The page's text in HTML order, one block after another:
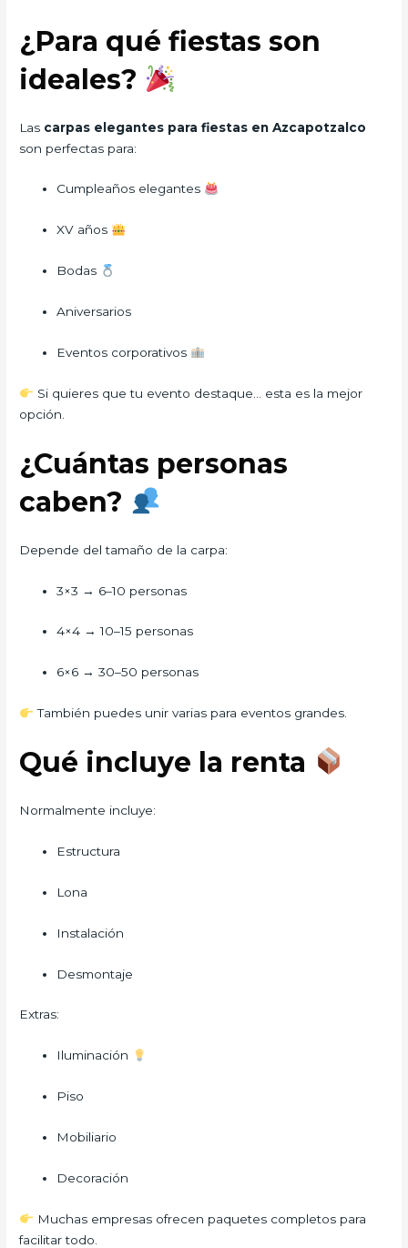
¿Para qué fiestas son
ideales?
Las carpas elegantes para fiestas en Azcapotzalco
son perfectas para:
Cumpleaños elegantes
XV años
Bodas
Aniversarios
Eventos corporativos
Si quieres que tu evento destaque… esta es la mejor
opción.
¿Cuántas personas
caben?
Depende del tamaño de la carpa:
3×3 → 6–10 personas
4×4 → 10–15 personas
6×6 → 30–50 personas
También puedes unir varias para eventos grandes.
Qué incluye la renta
Normalmente incluye:
Estructura
Lona
Instalación
Desmontaje
Extras:
Iluminación
Piso
Mobiliario
Decoración
Muchas empresas ofrecen paquetes completos para
facilitar todo.